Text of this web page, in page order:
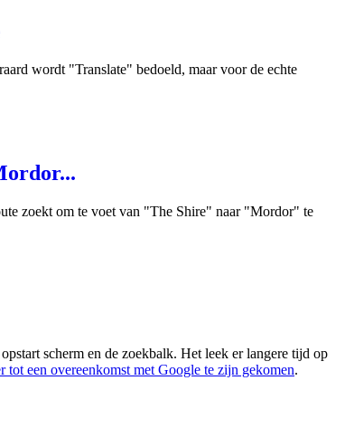
wordt "Translate" bedoeld, maar voor de echte
zoekt om te voet van "The Shire" naar "Mordor" te
scherm en de zoekbalk. Het leek er langere tijd op
tot een overeenkomst met Google te zijn gekomen.